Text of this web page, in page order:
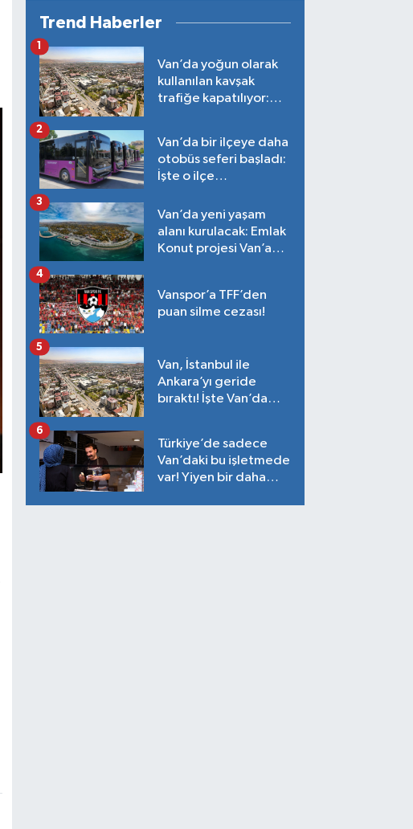
Trend Haberler
Van’da yoğun olarak
kullanılan kavşak
trafiğe kapatılıyor:
1
Van’da bir ilçeye daha
otobüs seferi başladı:
İşte o ilçe…
2
Van’da yeni yaşam
alanı kurulacak: Emlak
Konut projesi Van’a
3
Vanspor’a TFF’den
puan silme cezası!
4
Van, İstanbul ile
Ankara’yı geride
bıraktı! İşte Van’da
5
Türkiye’de sadece
Van’daki bu işletmede
var! Yiyen bir daha
6